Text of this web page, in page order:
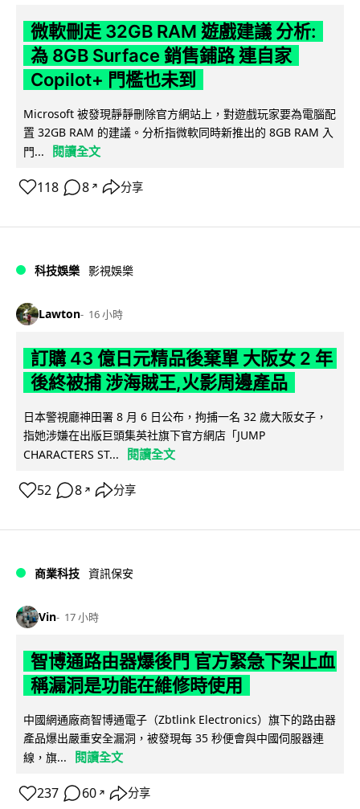
微軟刪走 32GB RAM 遊戲建議 分析:
為 8GB Surface 銷售鋪路 連自家
Copilot+ 門檻也未到
Microsoft 被發現靜靜刪除官方網站上，對遊戲玩家要為電腦配
置 32GB RAM 的建議。分析指微軟同時新推出的 8GB RAM 入
門...
閱讀全文
118 8 ↗ 分享
科技娛樂 影視娛樂
Lawton 16 小時
訂購 43 億日元精品後棄單 大阪女 2 年
後終被捕 涉海賊王,火影周邊產品
日本警視廳神田署 8 月 6 日公布，拘捕一名 32 歲大阪女子，
指她涉嫌在出版巨頭集英社旗下官方網店「JUMP
CHARACTERS ST...
閱讀全文
52 8 ↗ 分享
商業科技 資訊保安
Vin 17 小時
智博通路由器爆後門 官方緊急下架止血
稱漏洞是功能在維修時使用
中國網通廠商智博通電子（Zbtlink Electronics）旗下的路由器
產品爆出嚴重安全漏洞，被發現每 35 秒便會與中國伺服器連
線，旗...
閱讀全文
237 60 ↗ 分享